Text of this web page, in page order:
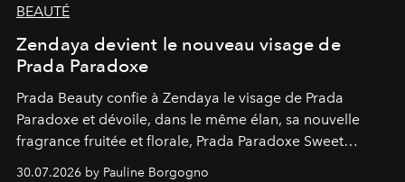
BEAUTÉ
Zendaya devient le nouveau visage de
Prada Paradoxe
Prada Beauty confie à Zendaya le visage de Prada
Paradoxe et dévoile, dans le même élan, sa nouvelle
fragrance fruitée et florale, Prada Paradoxe Sweet
Chemistry Eau de Parfum.
30.07.2026 by Pauline Borgogno